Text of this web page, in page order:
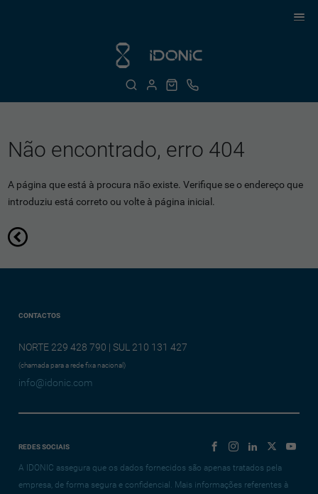
Não encontrado, erro 404
A página que está à procura não existe. Verifique se o endereço que
introduziu está correto ou volte à página inicial.
CONTACTOS
NORTE 229 428 790 | SUL 210 131 427
(chamada para a rede fixa nacional)
info@idonic.com
REDES SOCIAIS
A IDONIC assegura que os dados fornecidos são apenas tratados pela
empresa, de forma segura e confidencial. Mais informações referentes à